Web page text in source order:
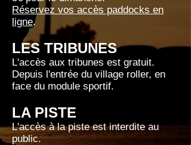
Réservez vos accès paddocks en
ligne.
LES TRIBUNES
L'accès aux tribunes est gratuit.
Depuis l'entrée du village roller, en
face du module sportif.
LA PISTE
L'accès à la piste est interdite au
public.